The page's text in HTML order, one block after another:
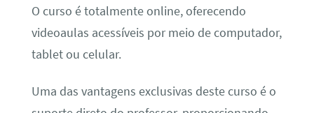
O curso é totalmente online, oferecendo
videoaulas acessíveis por meio de computador,
tablet ou celular.
Uma das vantagens exclusivas deste curso é o